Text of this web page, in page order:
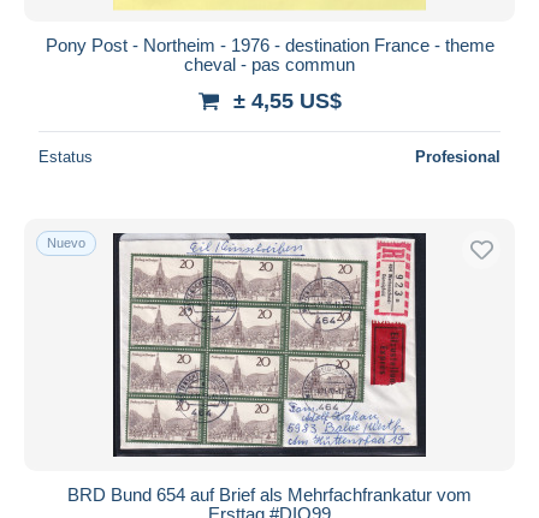
Pony Post - Northeim - 1976 - destination France - theme
cheval - pas commun
± 4,55 US$
Estatus Profesional
Nuevo
BRD Bund 654 auf Brief als Mehrfachfrankatur vom
Ersttag #DIO99